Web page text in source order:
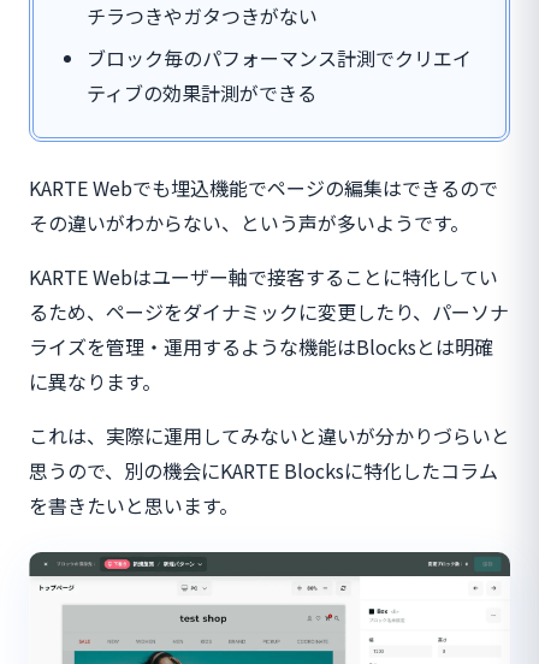
チラつきやガタつきがない
ブロック毎のパフォーマンス計測でクリエイ
ティブの効果計測ができる
KARTE Webでも埋込機能でページの編集はできるので
その違いがわからない、という声が多いようです。
KARTE Webはユーザー軸で接客することに特化してい
るため、ページをダイナミックに変更したり、パーソナ
ライズを管理・運用するような機能はBlocksとは明確
に異なります。
これは、実際に運用してみないと違いが分かりづらいと
思うので、別の機会にKARTE Blocksに特化したコラム
を書きたいと思います。